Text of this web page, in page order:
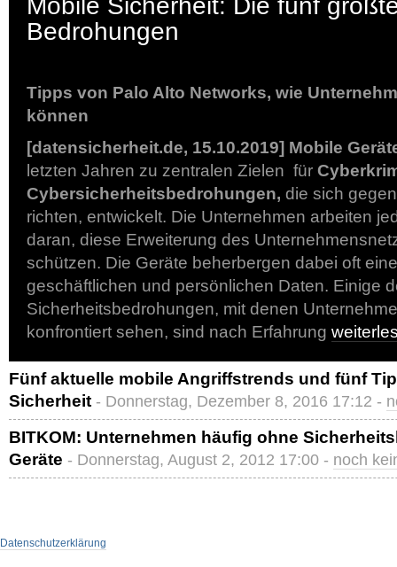
Mobile Sicherheit: Die fünf
Bedrohungen
Tipps von Palo Alto Networks, wie
können
[datensicherheit.de, 15.10.2019] Mobile
letzten Jahren zu zentralen Zielen für
Cybersicherheitsbedrohungen, die sich
richten, entwickelt. Die Unternehmen arbeiten
daran, diese Erweiterung des
schützen. Die Geräte beherbergen dabei oft
geschäftlichen und persönlichen Daten. Einige
Sicherheitsbedrohungen, mit denen
konfrontiert sehen, sind nach Erfahrung
Fünf aktuelle mobile Angriffstrends und fünf
Sicherheit - Donnerstag, Dezember 8, 2016 17:12 -
BITKOM: Unternehmen häufig ohne
Geräte - Donnerstag, August 2, 2012 17:00 - noch
Datenschutzerklärung